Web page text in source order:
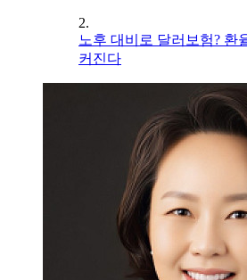
2.
노후 대비로 달러보험? 환
커진다